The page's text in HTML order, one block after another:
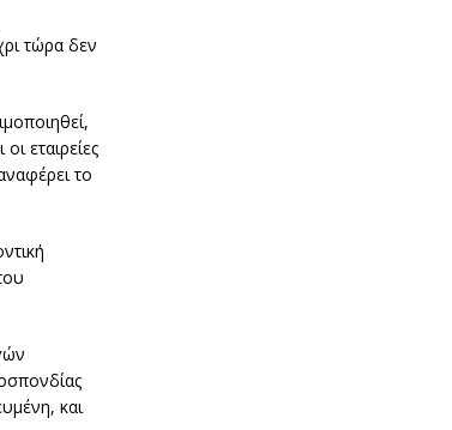
τώρα δεν
εταιρείες
το
και